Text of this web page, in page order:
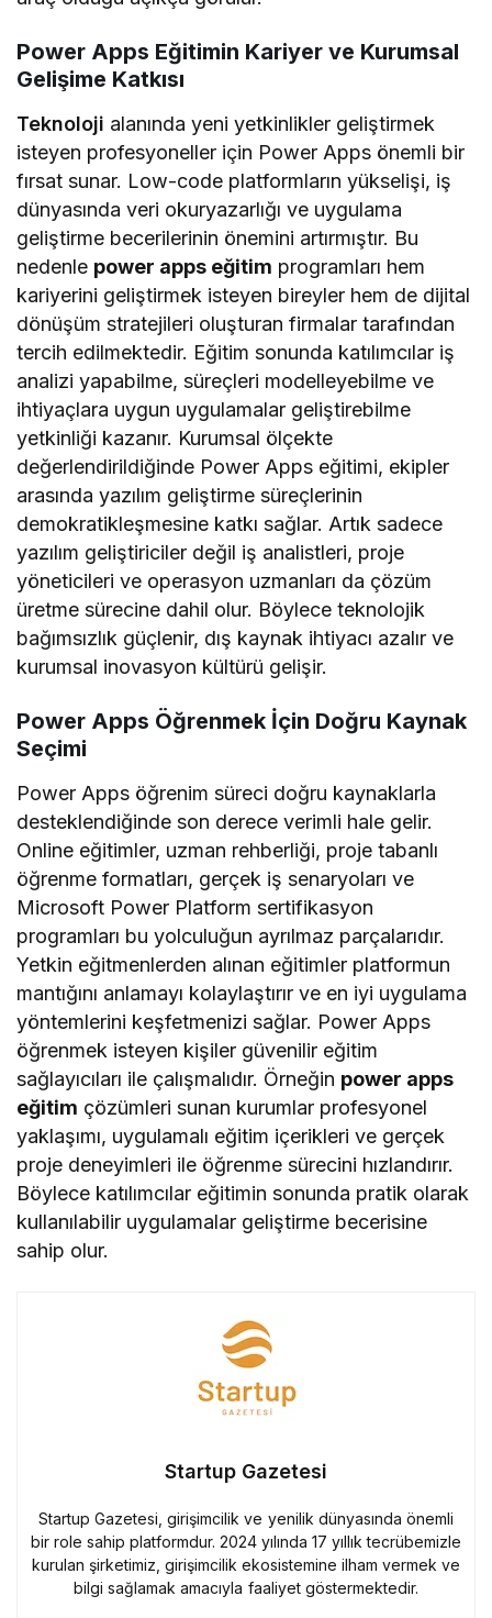
Power Apps Eğitimin Kariyer ve Kurumsal
Gelişime Katkısı
Teknoloji alanında yeni yetkinlikler geliştirmek
isteyen profesyoneller için Power Apps önemli bir
fırsat sunar. Low-code platformların yükselişi, iş
dünyasında veri okuryazarlığı ve uygulama
geliştirme becerilerinin önemini artırmıştır. Bu
nedenle power apps eğitim programları hem
kariyerini geliştirmek isteyen bireyler hem de dijital
dönüşüm stratejileri oluşturan firmalar tarafından
tercih edilmektedir. Eğitim sonunda katılımcılar iş
analizi yapabilme, süreçleri modelleyebilme ve
ihtiyaçlara uygun uygulamalar geliştirebilme
yetkinliği kazanır. Kurumsal ölçekte
değerlendirildiğinde Power Apps eğitimi, ekipler
arasında yazılım geliştirme süreçlerinin
demokratikleşmesine katkı sağlar. Artık sadece
yazılım geliştiriciler değil iş analistleri, proje
yöneticileri ve operasyon uzmanları da çözüm
üretme sürecine dahil olur. Böylece teknolojik
bağımsızlık güçlenir, dış kaynak ihtiyacı azalır ve
kurumsal inovasyon kültürü gelişir.
Power Apps Öğrenmek İçin Doğru Kaynak
Seçimi
Power Apps öğrenim süreci doğru kaynaklarla
desteklendiğinde son derece verimli hale gelir.
Online eğitimler, uzman rehberliği, proje tabanlı
öğrenme formatları, gerçek iş senaryoları ve
Microsoft Power Platform sertifikasyon
programları bu yolculuğun ayrılmaz parçalarıdır.
Yetkin eğitmenlerden alınan eğitimler platformun
mantığını anlamayı kolaylaştırır ve en iyi uygulama
yöntemlerini keşfetmenizi sağlar. Power Apps
öğrenmek isteyen kişiler güvenilir eğitim
sağlayıcıları ile çalışmalıdır. Örneğin power apps
eğitim çözümleri sunan kurumlar profesyonel
yaklaşımı, uygulamalı eğitim içerikleri ve gerçek
proje deneyimleri ile öğrenme sürecini hızlandırır.
Böylece katılımcılar eğitimin sonunda pratik olarak
kullanılabilir uygulamalar geliştirme becerisine
sahip olur.
Startup Gazetesi
Startup Gazetesi, girişimcilik ve yenilik dünyasında önemli
bir role sahip platformdur. 2024 yılında 17 yıllık tecrübemizle
kurulan şirketimiz, girişimcilik ekosistemine ilham vermek ve
bilgi sağlamak amacıyla faaliyet göstermektedir.